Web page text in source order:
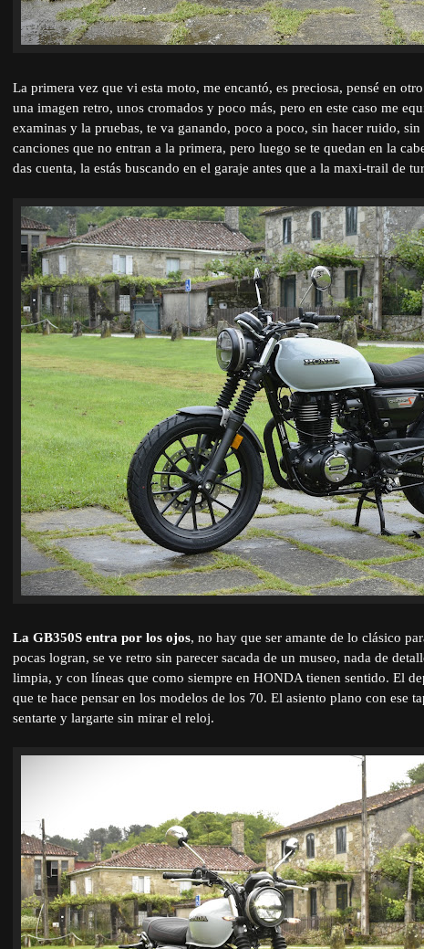
La primera vez que vi esta moto, me encantó, es preciosa, pensé en
una imagen retro, unos cromados y poco más, pero en este caso me
examinas y la pruebas, te va ganando, poco a poco, sin hacer ruido,
canciones que no entran a la primera, pero luego se te quedan en la
das cuenta, la estás buscando en el garaje antes que a la maxi-trail de
La GB350S entra por los ojos, no hay que ser amante de lo clásico
pocas logran, se ve retro sin parecer sacada de un museo, nada de
limpia, y con líneas que como siempre en HONDA tienen sentido. El
que te hace pensar en los modelos de los 70. El asiento plano con ese
sentarte y largarte sin mirar el reloj.